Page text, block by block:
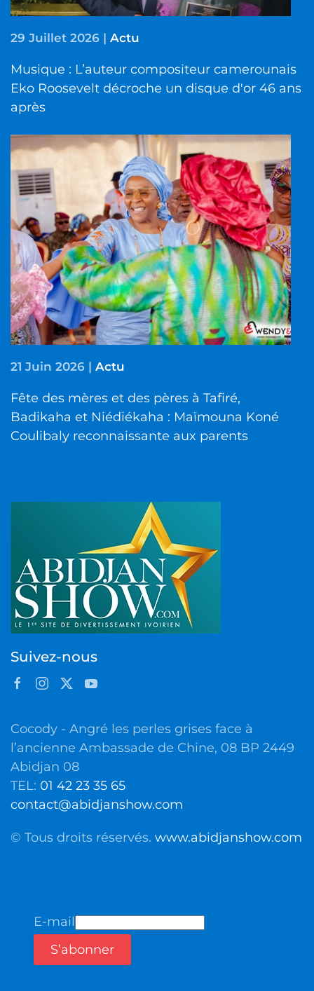
29 Juillet 2026 | Actu
Musique : L’auteur compositeur camerounais
Eko Roosevelt décroche un disque d'or 46 ans
après
21 Juin 2026 | Actu
Fête des mères et des pères à Tafiré,
Badikaha et Niédiékaha : Maïmouna Koné
Coulibaly reconnaissante aux parents
Suivez-nous
Cocody - Angré les perles grises face à
l’ancienne Ambassade de Chine, 08 BP 2449
Abidjan 08
TEL: 01 42 23 35 65
contact@abidjanshow.com
© Tous droits réservés. www.abidjanshow.com
E-mail
S’abonner